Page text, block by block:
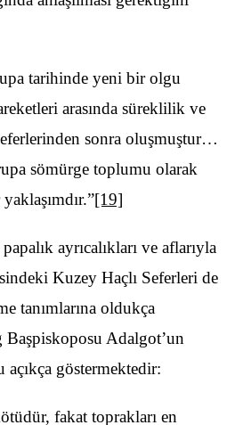
tarihinde yeni bir olgu
arasında süreklilik ve
sonra oluşmuştur…
sömürge toplumu olarak
[19]
ayrıcalıkları ve aflarıyla
Kuzey Haçlı Seferleri de
tanımlarına oldukça
Adalgot’un
açıkça göstermektedir:
fakat toprakları en